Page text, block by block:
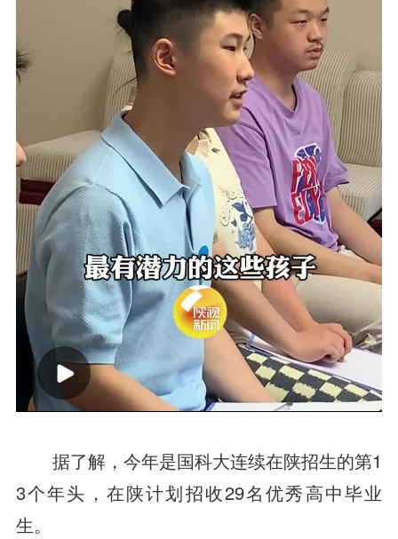
据了解，今年是国科大连续在陕招生的第1
3个年头，在陕计划招收29名优秀高中毕业
生。